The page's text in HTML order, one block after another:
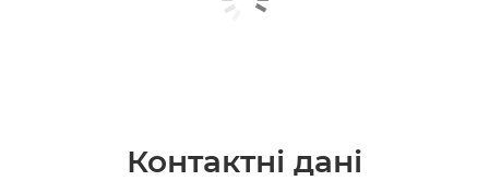
Контактні дані